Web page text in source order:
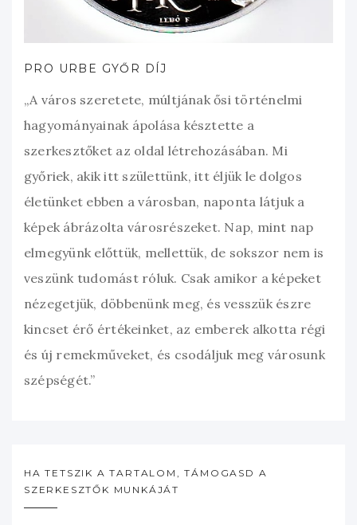
PRO URBE GYŐR DÍJ
„A város szeretete, múltjának ősi történelmi
hagyományainak ápolása késztette a
szerkesztőket az oldal létrehozásában. Mi
győriek, akik itt születtünk, itt éljük le dolgos
életünket ebben a városban, naponta látjuk a
képek ábrázolta városrészeket. Nap, mint nap
elmegyünk előttük, mellettük, de sokszor nem is
veszünk tudomást róluk. Csak amikor a képeket
nézegetjük, döbbenünk meg, és vesszük észre
kincset érő értékeinket, az emberek alkotta régi
és új remekműveket, és csodáljuk meg városunk
szépségét.”
HA TETSZIK A TARTALOM, TÁMOGASD A
SZERKESZTŐK MUNKÁJÁT